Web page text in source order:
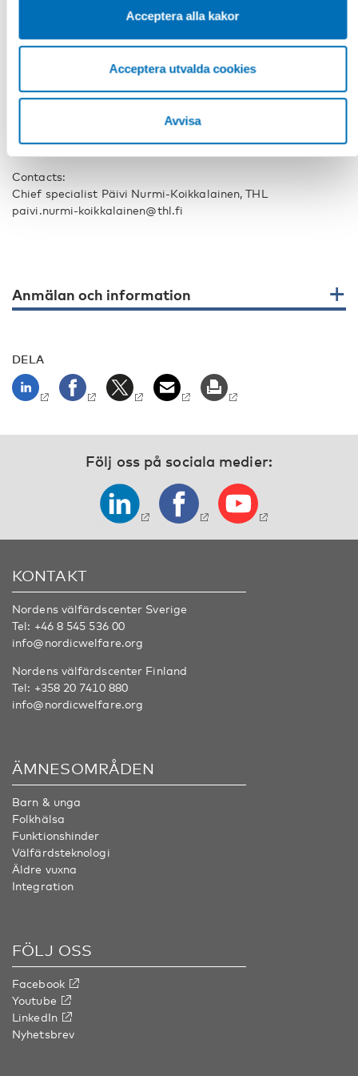
Acceptera alla kakor
Acceptera utvalda cookies
Avvisa
If you are attending on-site, you are also welcome to join the
on-site workshops 13th of February 2025 at 9 am-12 pm
(UTC+2) at the Finnish Institute for Health and Welfare in
making, re-institutionalization and independent living.
Please note that all times are in Finnish time (UTC+2).
on-site. The number of on-site participants is limited.
Contacts:
Chief specialist Päivi Nurmi-Koikkalainen, THL
paivi.nurmi-koikkalainen@thl.fi
Anmälan och information
DELA
Följ oss på sociala medier:
KONTAKT
Nordens välfärdscenter Sverige
Tel: +46 8 545 536 00
info@nordicwelfare.org
Nordens välfärdscenter Finland
Tel: +358 20 7410 880
info@nordicwelfare.org
ÄMNESOMRÅDEN
Barn & unga
Folkhälsa
Funktionshinder
Välfärdsteknologi
Äldre vuxna
Integration
FÖLJ OSS
Facebook
Youtube
LinkedIn
Nyhetsbrev